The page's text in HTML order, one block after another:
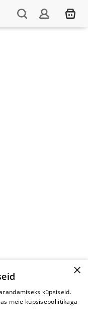
×
küpsiseid.
meie küpsisepoliitikaga